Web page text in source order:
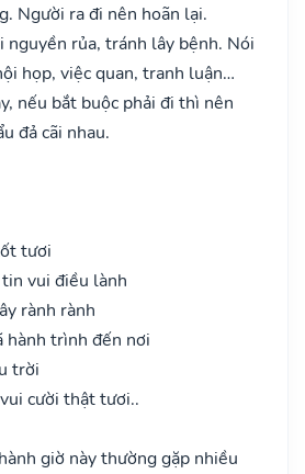
Người ra đi nên hoãn lại.
nguyền rủa, tránh lây bệnh. Nói
họp, việc quan, tranh luận…
nếu bắt buộc phải đi thì nên
đả cãi nhau.
tươi
vui điều lành
rành rành
hành trình đến nơi
trời
cười thật tươi..
giờ này thường gặp nhiều